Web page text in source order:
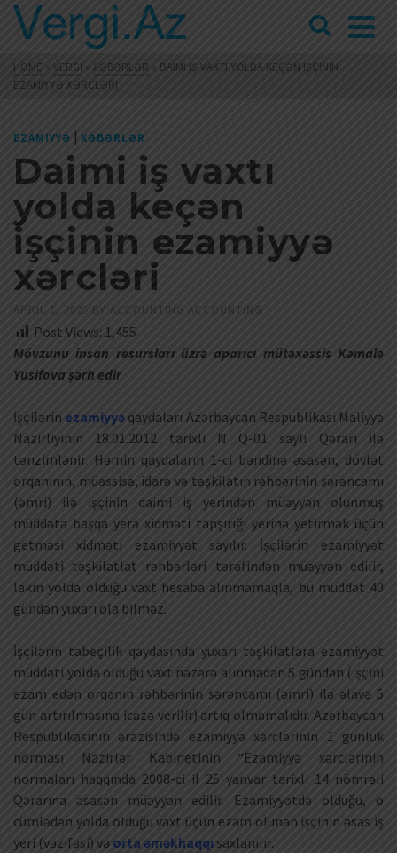
HOME » VERGI » XƏBƏRLƏR » DAIMI IŞ VAXTI YOLDA KEÇƏN IŞÇININ
EZAMIYYƏ XƏRCLƏRI
EZAMIYYƏ | XƏBƏRLƏR
Daimi iş vaxtı
yolda keçən
işçinin ezamiyyə
xərcləri
APRIL 1, 2025 BY ACCOUNTING ACCOUNTING
Post Views: 1,455
Mövzunu insan resursları üzrə aparıcı mütəxəssis Kəmalə
Yusifova şərh edir
İşçilərin ezamiyyə qaydaları Azərbaycan Respublikası Maliyyə
Nazirliyinin 18.01.2012 tarixli N Q-01 saylı Qərarı ilə
tənzimlənir. Həmin qaydaların 1-ci bəndinə əsasən, dövlət
orqanının, müəssisə, idarə və təşkilatın rəhbərinin sərəncamı
(əmri) ilə işçinin daimi iş yerindən müəyyən olunmuş
müddətə başqa yerə xidməti tapşırığı yerinə yetirmək üçün
getməsi xidməti ezamiyyət sayılır. İşçilərin ezamiyyət
müddəti təşkilatlat rəhbərləri tərəfindən müəyyən edilir,
lakin yolda olduğu vaxt hesaba alınmamaqla, bu müddət 40
gündən yuxarı ola bilməz.
İşçilərin tabeçilik qaydasında yuxarı təşkilatlara ezamiyyət
müddəti yolda olduğu vaxt nəzərə alınmadan 5 gündən (işçini
ezam edən orqanın rəhbərinin sərəncamı (əmri) ilə əlavə 5
gün artırılmasına icazə verilir) artıq olmamalıdır. Azərbaycan
Respublikasının ərazisində ezamiyyə xərclərinin 1 günlük
norması Nazirlər Kabinetinin “Ezamiyyə xərclərinin
normaları haqqında 2008-ci il 25 yanvar tarixli 14 nömrəli
Qərarına əsasən müəyyən edilir. Ezamiyyətdə olduğu, o
cümlədən yolda olduğu vaxt üçün ezam olunan işçinin əsas iş
yeri (vəzifəsi) və orta əməkhaqqı saxlanılır.